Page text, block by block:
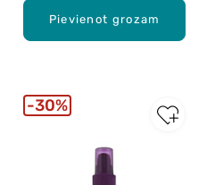
Pievienot grozam
30%